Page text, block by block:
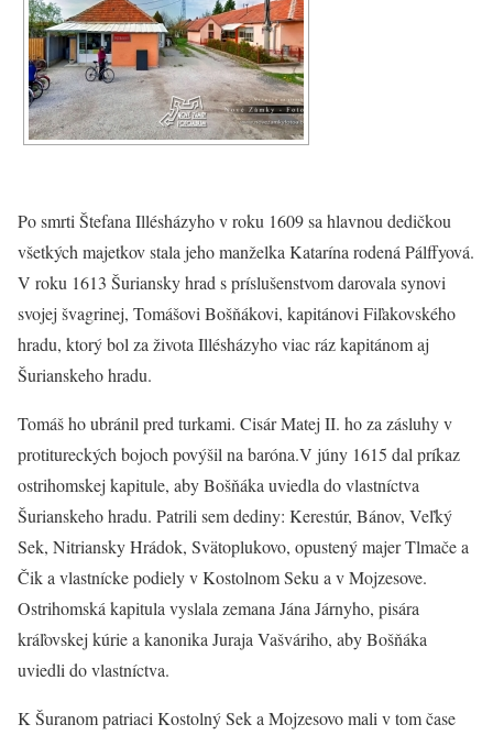
Po smrti Štefana Illésházyho v roku 1609 sa hlavnou dedičkou
všetkých majetkov stala jeho manželka Katarína rodená Pálffyová.
V roku 1613 Šuriansky hrad s príslušenstvom darovala synovi
svojej švagrinej, Tomášovi Bošňákovi, kapitánovi Fiľakovského
hradu, ktorý bol za života Illésházyho viac ráz kapitánom aj
Šurianskeho hradu.
Tomáš ho ubránil pred turkami. Cisár Matej II. ho za zásluhy v
protitureckých bojoch povýšil na baróna.V júny 1615 dal príkaz
ostrihomskej kapitule, aby Bošňáka uviedla do vlastníctva
Šurianskeho hradu. Patrili sem dediny: Kerestúr, Bánov, Veľký
Sek, Nitriansky Hrádok, Svätoplukovo, opustený majer Tlmače a
Čik a vlastnícke podiely v Kostolnom Seku a v Mojzesove.
Ostrihomská kapitula vyslala zemana Jána Járnyho, pisára
kráľovskej kúrie a kanonika Juraja Vašváriho, aby Bošňáka
uviedli do vlastníctva.
K Šuranom patriaci Kostolný Sek a Mojzesovo mali v tom čase